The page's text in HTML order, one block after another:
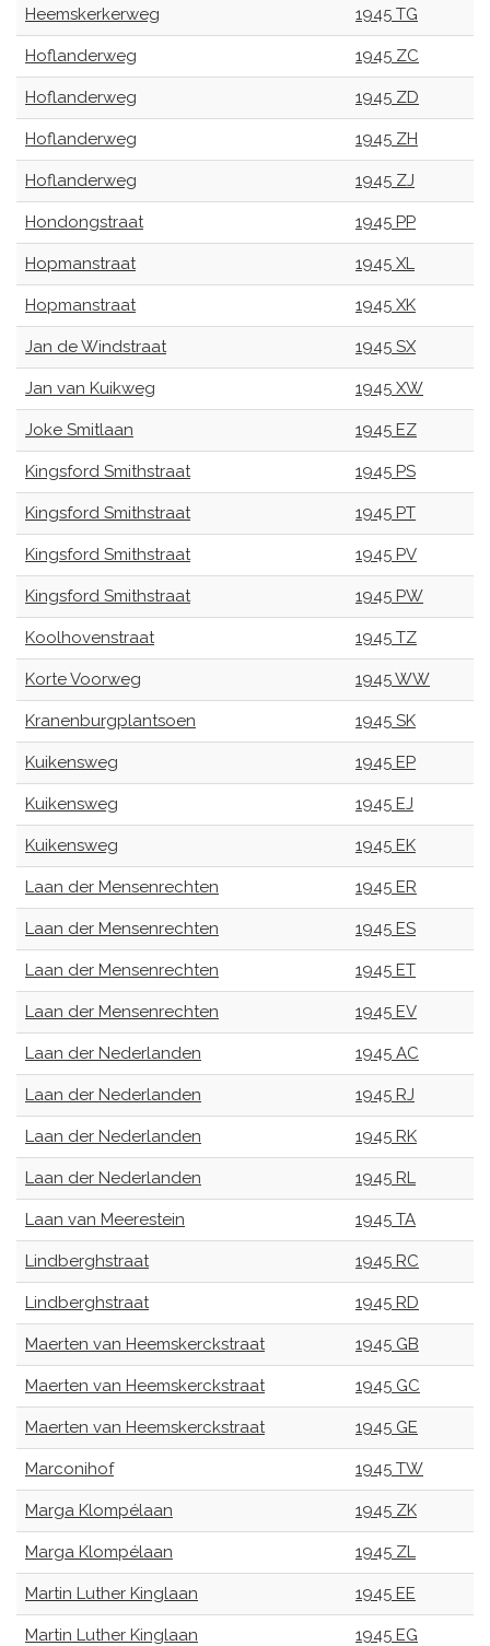
Heemskerkerweg 1945 TG
Hoflanderweg 1945 ZC
Hoflanderweg 1945 ZD
Hoflanderweg 1945 ZH
Hoflanderweg 1945 ZJ
Hondongstraat 1945 PP
Hopmanstraat 1945 XL
Hopmanstraat 1945 XK
Jan de Windstraat 1945 SX
Jan van Kuikweg 1945 XW
Joke Smitlaan 1945 EZ
Kingsford Smithstraat 1945 PS
Kingsford Smithstraat 1945 PT
Kingsford Smithstraat 1945 PV
Kingsford Smithstraat 1945 PW
Koolhovenstraat 1945 TZ
Korte Voorweg 1945 WW
Kranenburgplantsoen 1945 SK
Kuikensweg 1945 EP
Kuikensweg 1945 EJ
Kuikensweg 1945 EK
Laan der Mensenrechten 1945 ER
Laan der Mensenrechten 1945 ES
Laan der Mensenrechten 1945 ET
Laan der Mensenrechten 1945 EV
Laan der Nederlanden 1945 AC
Laan der Nederlanden 1945 RJ
Laan der Nederlanden 1945 RK
Laan der Nederlanden 1945 RL
Laan van Meerestein 1945 TA
Lindberghstraat 1945 RC
Lindberghstraat 1945 RD
Maerten van Heemskerckstraat 1945 GB
Maerten van Heemskerckstraat 1945 GC
Maerten van Heemskerckstraat 1945 GE
Marconihof 1945 TW
Marga Klompélaan 1945 ZK
Marga Klompélaan 1945 ZL
Martin Luther Kinglaan 1945 EE
Martin Luther Kinglaan 1945 EG